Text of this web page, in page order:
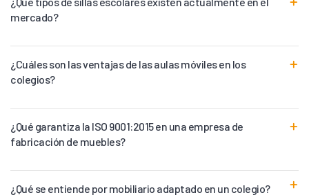
mercado?
¿Cuáles son las ventajas de las aulas móviles en los
colegios?
¿Qué garantiza la ISO 9001:2015 en una empresa de
fabricación de muebles?
¿Qué se entiende por mobiliario adaptado en un colegio?